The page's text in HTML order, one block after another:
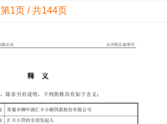
第1页 / 共144页